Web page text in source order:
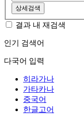
상세검색
결과 내 재검색
인기 검색어
다국어 입력
히라가나
가타카나
중국어
한글고어